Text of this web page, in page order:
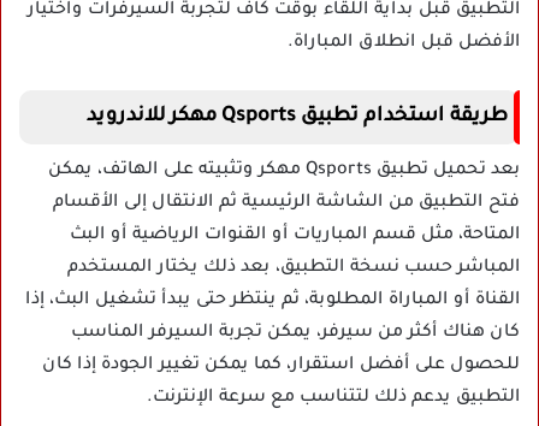
التطبيق قبل بداية اللقاء بوقت كاف لتجربة السيرفرات واختيار
الأفضل قبل انطلاق المباراة.
طريقة استخدام تطبيق Qsports مهكر للاندرويد
بعد تحميل تطبيق Qsports مهكر وتثبيته على الهاتف، يمكن
فتح التطبيق من الشاشة الرئيسية ثم الانتقال إلى الأقسام
المتاحة، مثل قسم المباريات أو القنوات الرياضية أو البث
المباشر حسب نسخة التطبيق، بعد ذلك يختار المستخدم
القناة أو المباراة المطلوبة، ثم ينتظر حتى يبدأ تشغيل البث، إذا
كان هناك أكثر من سيرفر، يمكن تجربة السيرفر المناسب
للحصول على أفضل استقرار، كما يمكن تغيير الجودة إذا كان
التطبيق يدعم ذلك لتتناسب مع سرعة الإنترنت.